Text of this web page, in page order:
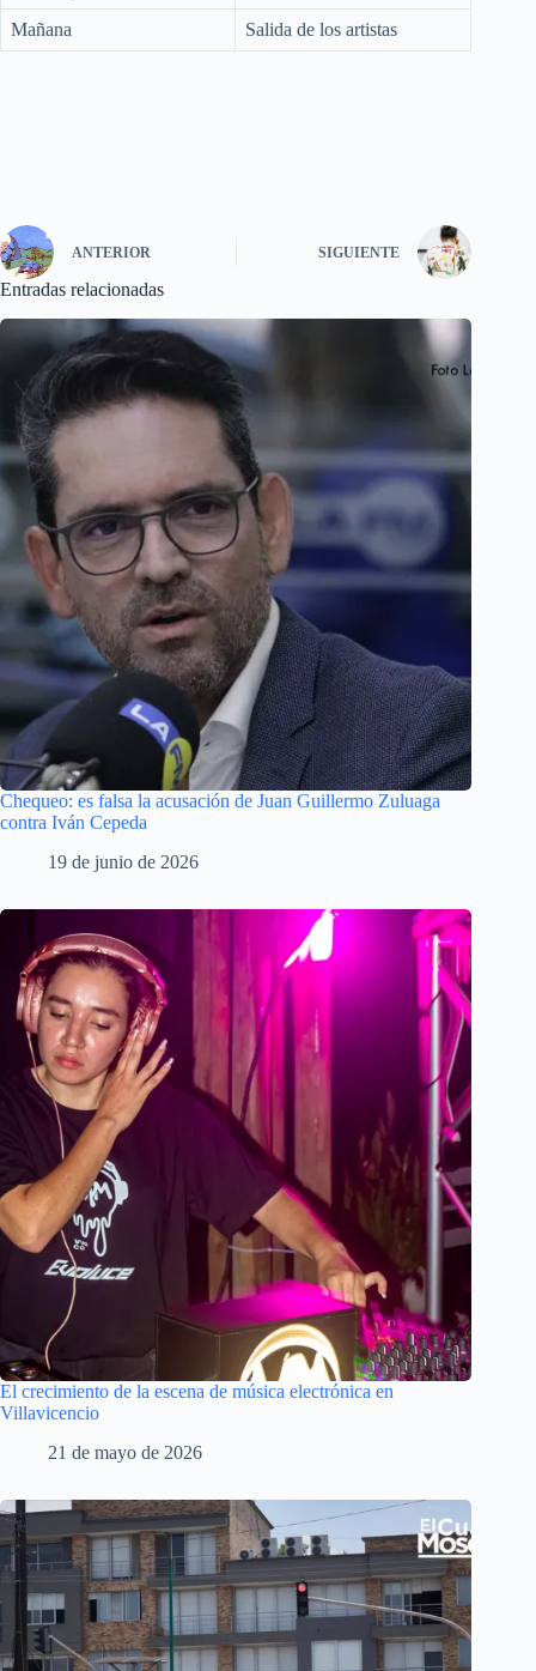
Mañana Salida de los artistas
ANTERIOR SIGUIENTE
Entradas relacionadas
Chequeo: es falsa la acusación de Juan Guillermo Zuluaga
contra Iván Cepeda
19 de junio de 2026
El crecimiento de la escena de música electrónica en
Villavicencio
21 de mayo de 2026